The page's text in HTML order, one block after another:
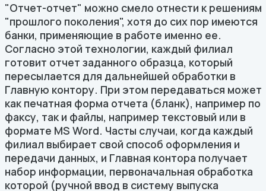
"Отчет-отчет" можно смело отнести к решениям
"прошлого поколения", хотя до сих пор имеются
банки, применяющие в работе именно ее.
Согласно этой технологии, каждый филиал
готовит отчет заданного образца, который
пересылается для дальнейшей обработки в
Главную контору. При этом передаваться может
как печатная форма отчета (бланк), например по
факсу, так и файлы, например текстовый или в
формате MS Word. Часты случаи, когда каждый
филиал выбирает свой способ оформления и
передачи данных, и Главная контора получает
набор информации, первоначальная обработка
которой (ручной ввод в систему выпуска